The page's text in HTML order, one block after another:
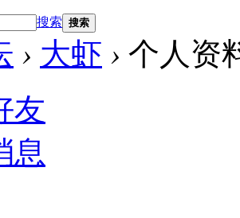
搜索 搜索
› 大虾 › 个人资
友
息